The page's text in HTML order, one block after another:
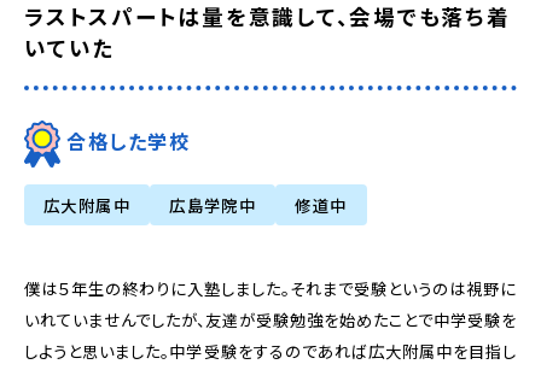
ラストスパートは量を意識して、会場でも落ち着
いていた
合格した学校
広大附属中 広島学院中 修道中
僕は５年生の終わりに入塾しました。それまで受験というのは視野に
いれていませんでしたが、友達が受験勉強を始めたことで中学受験を
しようと思いました。中学受験をするのであれば広大附属中を目指し